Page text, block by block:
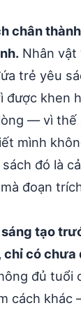
chân
Nhân vật
trẻ yêu
được khen
— vì thế
mình
đó là
đoạn
sáng tạo
chỉ có chưa
đủ tuổi
cách khác